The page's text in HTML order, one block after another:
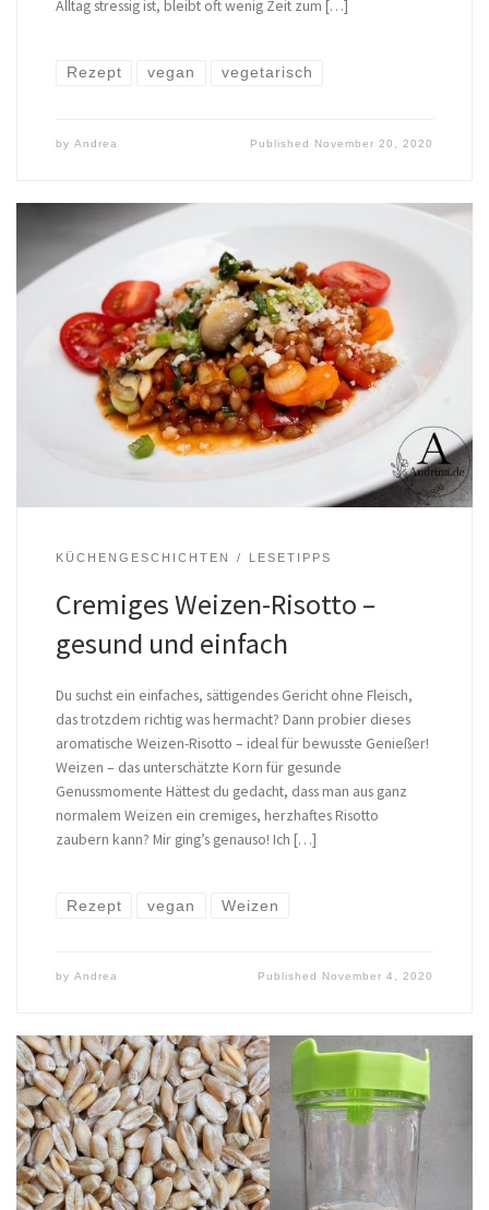
Alltag stressig ist, bleibt oft wenig Zeit zum […]
Rezept vegan vegetarisch
by Andrea Published November 20, 2020
KÜCHENGESCHICHTEN LESETIPPS
Cremiges Weizen-Risotto –
gesund und einfach
Du suchst ein einfaches, sättigendes Gericht ohne Fleisch,
das trotzdem richtig was hermacht? Dann probier dieses
aromatische Weizen-Risotto – ideal für bewusste Genießer!
Weizen – das unterschätzte Korn für gesunde
Genussmomente Hättest du gedacht, dass man aus ganz
normalem Weizen ein cremiges, herzhaftes Risotto
zaubern kann? Mir ging’s genauso! Ich […]
Rezept vegan Weizen
by Andrea Published November 4, 2020